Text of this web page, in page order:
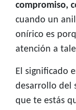
compromiso,
cuando un
onírico es
atención a
El significado
desarrollo del
que te estás